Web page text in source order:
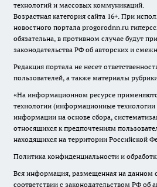
технологий и массовых коммуникаций.
Возрастная категория сайта 16+. При
новостного портала progorodnn.ru
обязательна, в противном случае будут
законодательства РФ об авторских и
Редакция портала не несет
пользователей, а также материалы
«На информационном ресурсе
технологии (информационные технологии
информации на основе сбора,
относящихся к предпочтениям
находящихся на территории Российской
Политика конфиденциальности и
Вся информация, размещенная на данном
соответствии с законодательством РФ об